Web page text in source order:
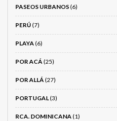
PASEOS URBANOS(6)
PERÚ (7)
PLAYA(6)
POR ACÁ(25)
POR ALLÁ(27)
PORTUGAL(3)
RCA. DOMINICANA(1)